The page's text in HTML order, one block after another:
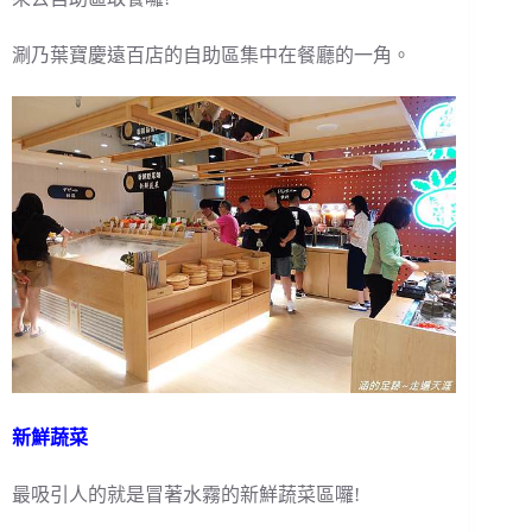
涮乃葉寶慶遠百店的自助區集中在餐廳的一角。
新鮮蔬菜
最吸引人的就是冒著水霧的新鮮蔬菜區囉!